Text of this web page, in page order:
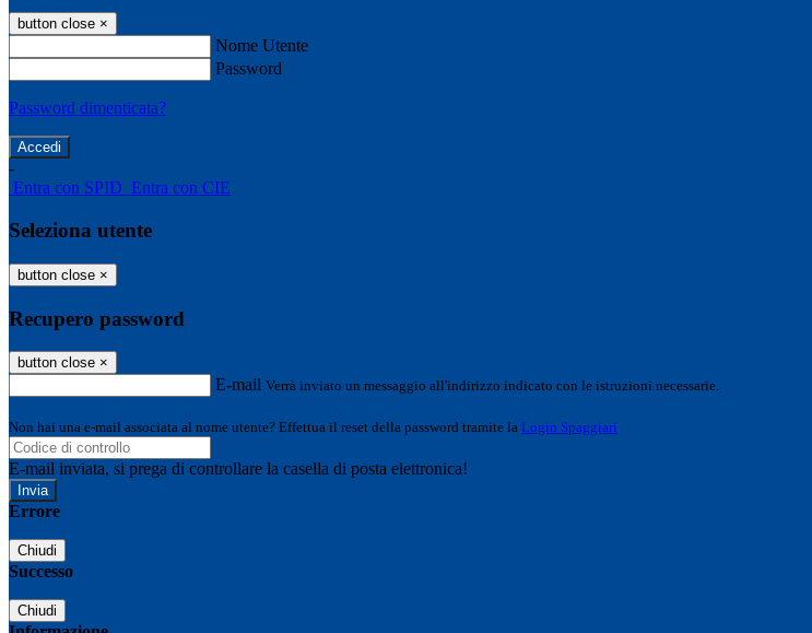
button close ×
Nome Utente
Password
Password dimenticata?
-
Entra con SPID Entra con CIE
Seleziona utente
button close ×
Recupero password
button close ×
E-mail Verrà inviato un messaggio all'indirizzo indicato con le istruzioni necessarie.
Non hai una e-mail associata al nome utente? Effettua il reset della password tramite la Login Spaggiari
E-mail inviata, si prega di controllare la casella di posta elettronica!
Errore
Chiudi
Successo
Chiudi